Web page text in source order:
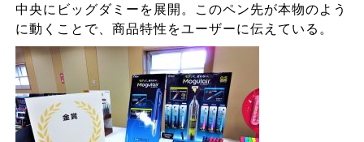
中央にビッグダミーを展開。このペン先が本物のよう
に動くことで、商品特性をユーザーに伝えている。